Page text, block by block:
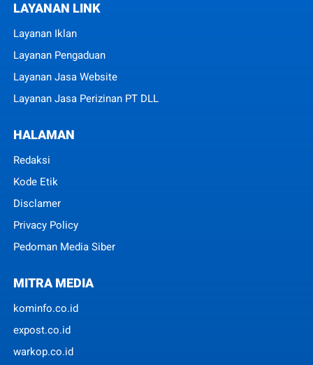
LAYANAN LINK
Layanan Iklan
Layanan Pengaduan
Layanan Jasa Website
Layanan Jasa Perizinan PT DLL
HALAMAN
Redaksi
Kode Etik
Disclamer
Privacy Policy
Pedoman Media Siber
MITRA MEDIA
kominfo.co.id
expost.co.id
warkop.co.id